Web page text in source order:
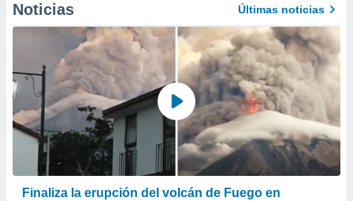
Noticias Últimas noticias
Finaliza la erupción del volcán de Fuego en